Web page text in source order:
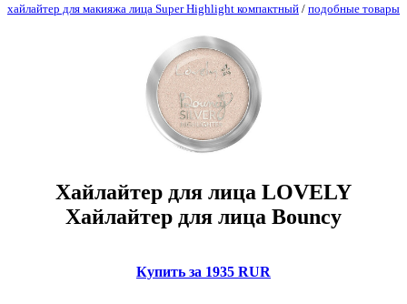
хайлайтер для макияжа лица Super Highlight компактный / подобные товары
Хайлайтер для лица LOVELY
Хайлайтер для лица Bouncy
Купить за 1935 RUR